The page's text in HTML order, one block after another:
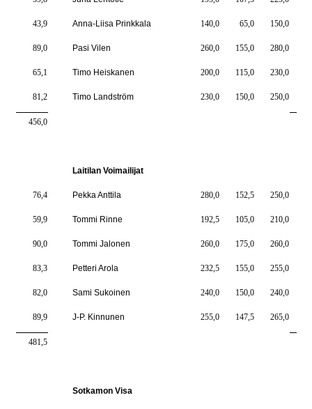
43,9 Anna-Liisa Prinkkala 140,0 65,0 150,0
89,0 Pasi Vilen 260,0 155,0 280,0
65,1 Timo Heiskanen 200,0 115,0 230,0
81,2 Timo Landström 230,0 150,0 250,0
456,0
Laitilan Voimailijat
76,4 Pekka Anttila 280,0 152,5 250,0
59,9 Tommi Rinne 192,5 105,0 210,0
90,0 Tommi Jalonen 260,0 175,0 260,0
83,3 Petteri Arola 232,5 155,0 255,0
82,0 Sami Sukoinen 240,0 150,0 240,0
89,9 J-P. Kinnunen 255,0 147,5 265,0
481,5
Sotkamon Visa